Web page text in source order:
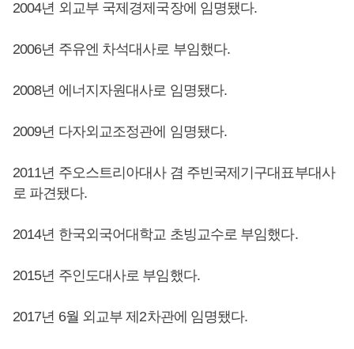
2004년 외교부 국제경제국장에 임명됐다.
2006년 주유엔 차석대사로 부임했다.
2008년 에너지자원대사로 임명됐다.
2009년 다자외교조정관에 임명됐다.
2011년 주오스트리아대사 겸 주빈국제기구대표부대사
로 파견됐다.
2014년 한국외국어대학교 초빙교수로 부임했다.
2015년 주인도대사로 부임했다.
2017년 6월 외교부 제2차관에 임명됐다.